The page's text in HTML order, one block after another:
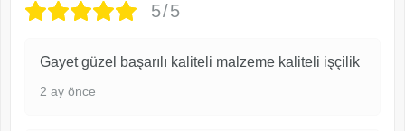
5/5
Gayet güzel başarılı kaliteli malzeme kaliteli işçilik
2 ay önce